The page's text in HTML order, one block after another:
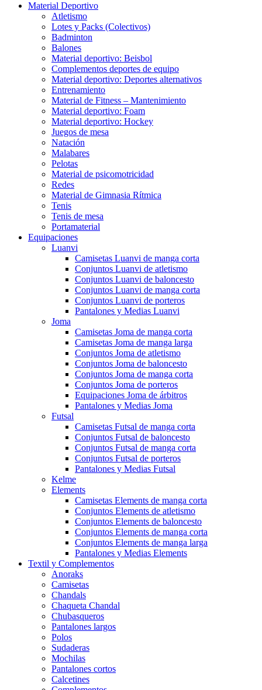
Material Deportivo
Atletismo
Lotes y Packs (Colectivos)
Badminton
Balones
Material deportivo: Beisbol
Complementos deportes de equipo
Material deportivo: Deportes alternativos
Entrenamiento
Material de Fitness – Mantenimiento
Material deportivo: Foam
Material deportivo: Hockey
Juegos de mesa
Natación
Malabares
Pelotas
Material de psicomotricidad
Redes
Material de Gimnasia Rítmica
Tenis
Tenis de mesa
Portamaterial
Equipaciones
Luanvi
Camisetas Luanvi de manga corta
Conjuntos Luanvi de atletismo
Conjuntos Luanvi de baloncesto
Conjuntos Luanvi de manga corta
Conjuntos Luanvi de porteros
Pantalones y Medias Luanvi
Joma
Camisetas Joma de manga corta
Camisetas Joma de manga larga
Conjuntos Joma de atletismo
Conjuntos Joma de baloncesto
Conjuntos Joma de manga corta
Conjuntos Joma de porteros
Equipaciones Joma de árbitros
Pantalones y Medias Joma
Futsal
Camisetas Futsal de manga corta
Conjuntos Futsal de baloncesto
Conjuntos Futsal de manga corta
Conjuntos Futsal de porteros
Pantalones y Medias Futsal
Kelme
Elements
Camisetas Elements de manga corta
Conjuntos Elements de atletismo
Conjuntos Elements de baloncesto
Conjuntos Elements de manga corta
Conjuntos Elements de manga larga
Pantalones y Medias Elements
Textil y Complementos
Anoraks
Camisetas
Chandals
Chaqueta Chandal
Chubasqueros
Pantalones largos
Polos
Sudaderas
Mochilas
Pantalones cortos
Calcetines